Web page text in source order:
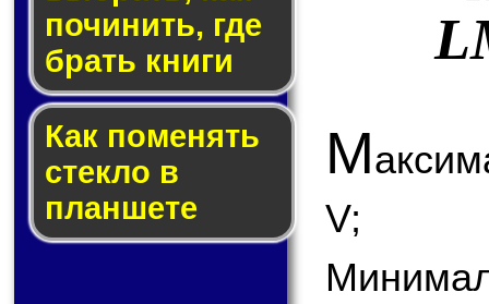
по­чи­нить, где
брать кни­ги
Как по­ме­нять
стек­ло в
планшете
М
V;